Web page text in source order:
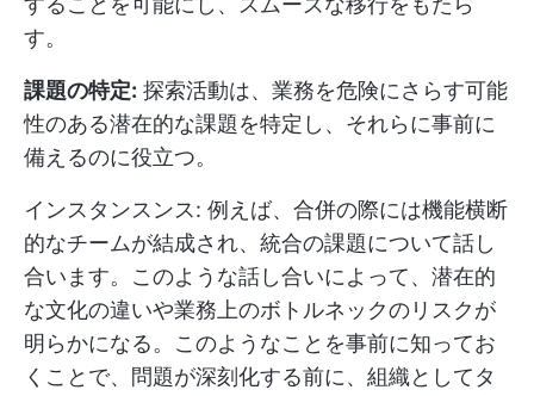
す。
課題の特定: 探索活動は、業務を危険にさらす可能
性のある潜在的な課題を特定し、それらに事前に
備えるのに役立つ。
インスタンスンス: 例えば、合併の際には機能横断
的なチームが結成され、統合の課題について話し
合います。このような話し合いによって、潜在的
な文化の違いや業務上のボトルネックのリスクが
明らかになる。このようなことを事前に知ってお
くことで、問題が深刻化する前に、組織としてタ